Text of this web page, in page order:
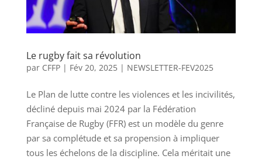
Le rugby fait sa révolution
par CFFP| Fév 20, 2025| NEWSLETTER-FEV2025
Le Plan de lutte contre les violences et les incivilités,
décliné depuis mai 2024 par la Fédération
Française de Rugby (FFR) est un modèle du genre
par sa complétude et sa propension à impliquer
tous les échelons de la discipline. Cela méritait une